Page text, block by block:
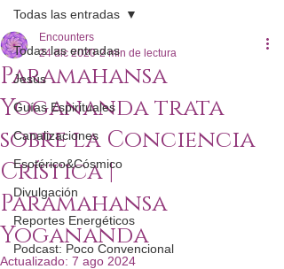
Todas las entradas
Jesús
Guías Espirituales
Canalizaciones
Esotérico&Cósmico
Divulgación
Reportes Energéticos
Podcast: Poco Convencional
Todas las entradas
Paramahansa
Yogananda trata
sobre la Conciencia
Crística |
Paramahansa
Yogananda
Encounters
24 dic 2020 2 min de lectura
Actualizado: 7 ago 2024